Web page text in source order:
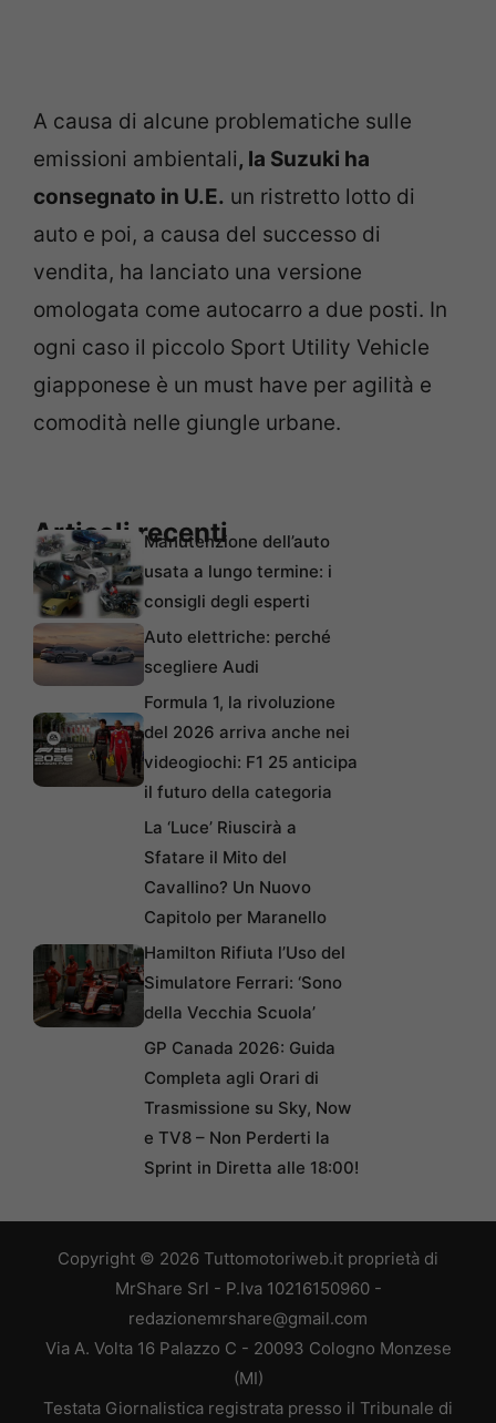
A causa di alcune problematiche sulle
emissioni ambientali, la Suzuki ha
consegnato in U.E. un ristretto lotto di
auto e poi, a causa del successo di
vendita, ha lanciato una versione
omologata come autocarro a due posti. In
ogni caso il piccolo Sport Utility Vehicle
giapponese è un must have per agilità e
comodità nelle giungle urbane.
Articoli recentiManutenzione dell’auto
usata a lungo termine: i
consigli degli esperti
Auto elettriche: perché
scegliere Audi
Formula 1, la rivoluzione
del 2026 arriva anche nei
videogiochi: F1 25 anticipa
il futuro della categoria
La ‘Luce’ Riuscirà a
Sfatare il Mito del
Cavallino? Un Nuovo
Capitolo per Maranello
Hamilton Rifiuta l’Uso del
Simulatore Ferrari: ‘Sono
della Vecchia Scuola’
GP Canada 2026: Guida
Completa agli Orari di
Trasmissione su Sky, Now
e TV8 – Non Perderti la
Sprint in Diretta alle 18:00!
Copyright © 2026 Tuttomotoriweb.it proprietà di
MrShare Srl - P.Iva 10216150960 -
redazionemrshare@gmail.com
Via A. Volta 16 Palazzo C - 20093 Cologno Monzese
(MI)
Testata Giornalistica registrata presso il Tribunale di